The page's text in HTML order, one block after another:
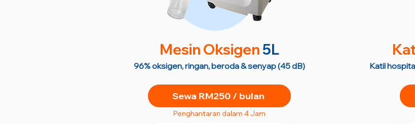
Mesin Oksigen5L
96% oksigen, ringan, beroda & senyap (45 dB)
Sewa RM250 / bulan
Penghantaran dalam 4 Jam
Katil